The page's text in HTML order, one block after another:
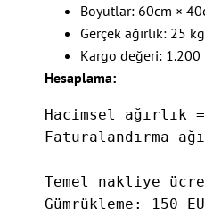
Boyutlar: 60cm ×
Gerçek ağırlık: 25 kg
Kargo değeri: 1.200
Hesaplama:
Hacimsel ağırlık
Faturalandırma
Temel nakliye
Gümrükleme: 150